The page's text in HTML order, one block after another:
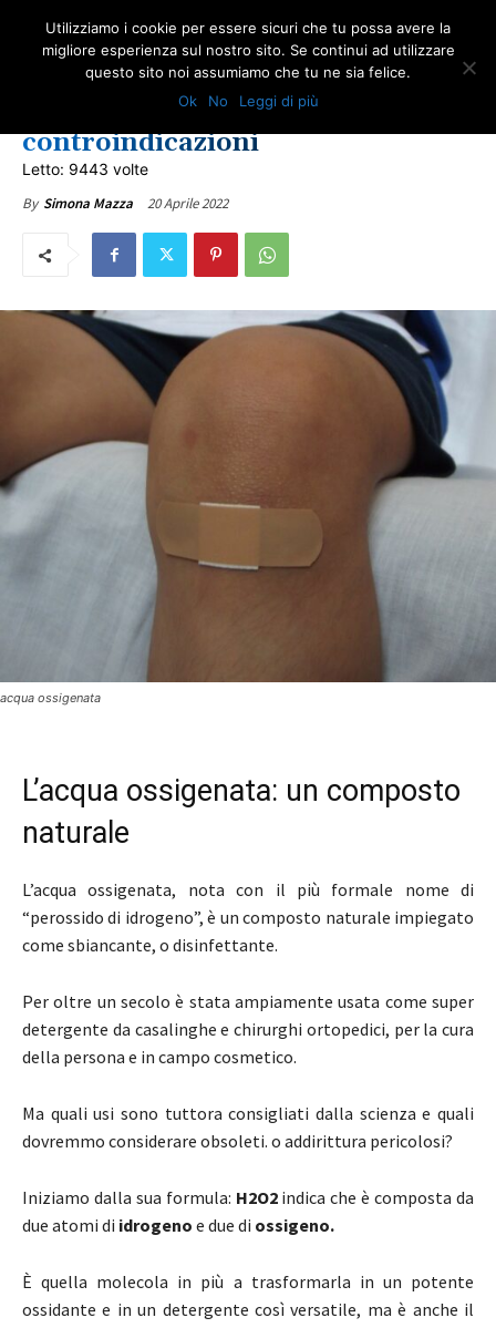
ULTIME NOTIZIE
Acqua ossigenata: usi meno noti e
controindicazioni
Letto: 9443 volte
By Simona Mazza 20 Aprile 2022
acqua ossigenata
L’acqua ossigenata: un composto
naturale
L’acqua ossigenata, nota con il più formale nome di
“perossido di idrogeno”, è un composto naturale impiegato
come sbiancante, o disinfettante.
Per oltre un secolo è stata ampiamente usata come super
detergente da casalinghe e chirurghi ortopedici, per la cura
della persona e in campo cosmetico.
Ma quali usi sono tuttora consigliati dalla scienza e quali
dovremmo considerare obsoleti. o addirittura pericolosi?
Iniziamo dalla sua formula: H2O2indica che è composta da
due atomi di idrogeno e due di ossigeno.
È quella molecola in più a trasformarla in un potente
ossidante e in un detergente così versatile, ma è anche il
Utilizziamo i cookie per essere sicuri che tu possa avere la
migliore esperienza sul nostro sito. Se continui ad utilizzare
questo sito noi assumiamo che tu ne sia felice.
Ok
No Leggi di più